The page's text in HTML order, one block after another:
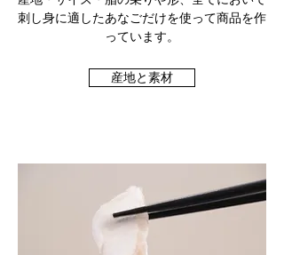
刺し身に適したあなごだけを使って商品を作
っています。
産地と素材